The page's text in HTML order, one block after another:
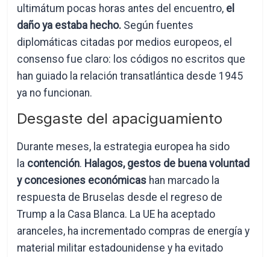
ultimátum pocas horas antes del encuentro, el
daño ya estaba hecho. Según fuentes
diplomáticas citadas por medios europeos, el
consenso fue claro: los códigos no escritos que
han guiado la relación transatlántica desde 1945
ya no funcionan.
Desgaste del apaciguamiento
Durante meses, la estrategia europea ha sido
la contención. Halagos, gestos de buena voluntad
y concesiones económicas han marcado la
respuesta de Bruselas desde el regreso de
Trump a la Casa Blanca. La UE ha aceptado
aranceles, ha incrementado compras de energía y
material militar estadounidense y ha evitado